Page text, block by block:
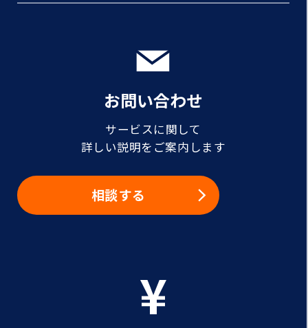
お問い合わせ
サービスに関して
詳しい説明をご案内します
相談する